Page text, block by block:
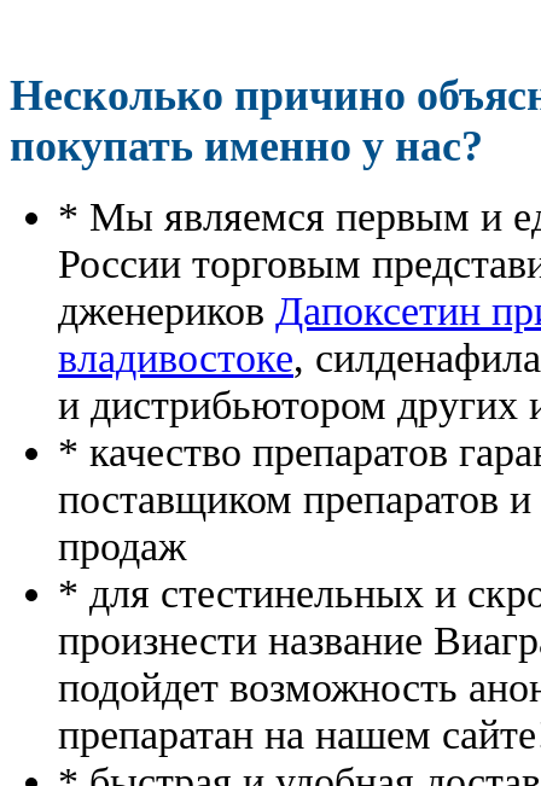
Несколько причино
покупать именно у нас?
* Мы являемся первым и
России торговым
дженериков Дапоксетин
владивостоке, силденафила
и дистрибьютором других
* качество препаратов
поставщиком препаратов
продаж
* для стестинельных и
произнести название
подойдет возможность
препаратан на нашем